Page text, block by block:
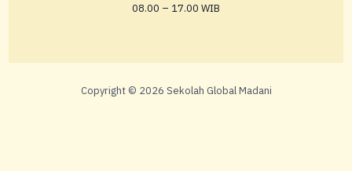
08.00 – 17.00 WIB
Copyright © 2026 Sekolah Global Madani